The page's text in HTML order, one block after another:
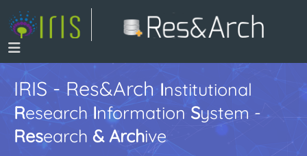
IRIS - Res&ArchInstitutional
Research InformationSystem -
Research & Archive